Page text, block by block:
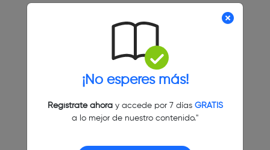
¡No esperes más!
Regístrate ahoray accede por 7 días GRATIS
a lo mejor de nuestro contenido."